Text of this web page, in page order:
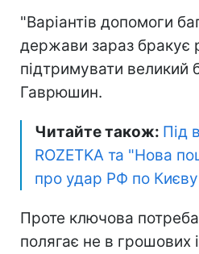
"Варіантів допомоги
держави зараз бракує
підтримувати великий
Гаврюшин.
Читайте також: Під
ROZETKA та "Нова
про удар РФ по Києву
Проте ключова
полягає не в грошових